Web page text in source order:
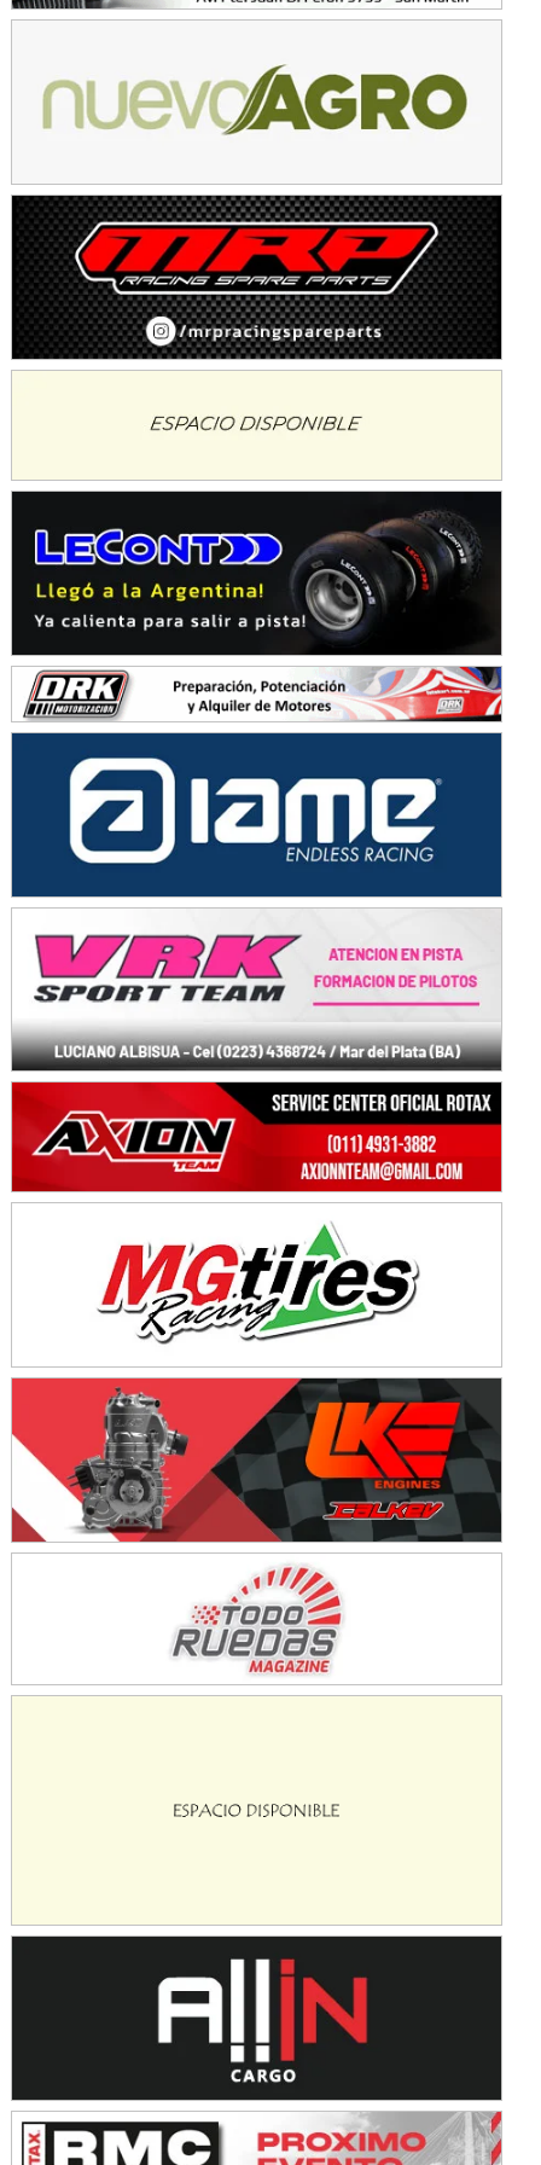
Trenque Lauquen (Buenos Aires)
ENTRERRIANO - F6 (POSTERGADA)
VICTORIENSE - F7
El Cerro (Tierra)
Victoria (Entre Ríos)
PATAGONICO - F6
Moto Club Reginense (Tierra)
Gral. E. Godoy (Río Negro)
Juventud Unida (Tierra)
Avellaneda (Santa Fe)
SUR SANTAFESINO - F4
José Samuel Sánchez (Tierra)
TUCUMANO - F5
Juan Navarro (Asfalto)
El Timbó (Tucumán)